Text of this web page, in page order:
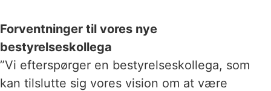
Forventninger til vores nye
bestyrelseskollega
”Vi efterspørger en bestyrelseskollega, som
kan tilslutte sig vores vision om at være